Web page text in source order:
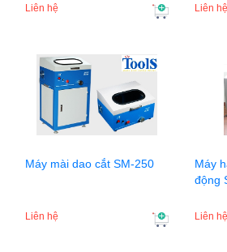
Liên hệ Liên hệ
Máy mài dao cắt SM-250
Liên hệ
Máy
động
Liên hệ